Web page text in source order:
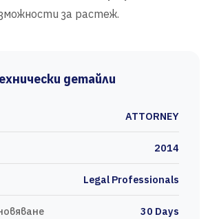
за растеж.
детайли
ATTORNEY
2014
Legal Professionals
30 Days